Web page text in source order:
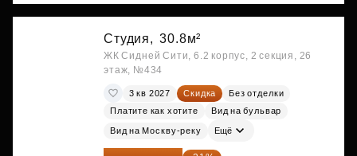
Студия, 30.8м²
ЖК Сидней Сити, 6.2 корпус, 2 секция, 26
этаж, №434
3 кв 2027 Скидка
Без отделки
Платите как хотите
Вид на бульвар
Вид на Москву-реку Ещё